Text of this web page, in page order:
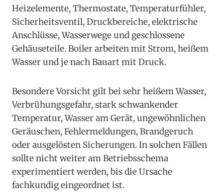
Heizelemente, Thermostate, Temperaturfühler,
Sicherheitsventil, Druckbereiche, elektrische
Anschlüsse, Wasserwege und geschlossene
Gehäuseteile. Boiler arbeiten mit Strom, heißem
Wasser und je nach Bauart mit Druck.
Besondere Vorsicht gilt bei sehr heißem Wasser,
Verbrühungsgefahr, stark schwankender
Temperatur, Wasser am Gerät, ungewöhnlichen
Geräuschen, Fehlermeldungen, Brandgeruch
oder ausgelösten Sicherungen. In solchen Fällen
sollte nicht weiter am Betriebsschema
experimentiert werden, bis die Ursache
fachkundig eingeordnet ist.